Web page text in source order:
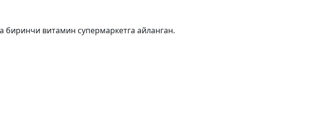
биринчи витамин супермаркетга айланган.